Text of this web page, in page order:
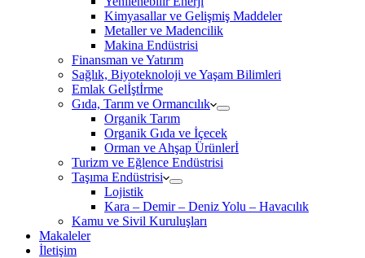
Kimyasallar ve Gelişmiş Maddeler
Metaller ve Madencilik
Makina Endüstrisi
Finansman ve Yatırım
Sağlık, Biyoteknoloji ve Yaşam Bilimleri
Emlak Gelİştİrme
Gıda, Tarım ve Ormancılık
Organik Tarım
Organik Gıda ve İçecek
Orman ve Ahşap Ürünlerİ
Turizm ve Eğlence Endüstrisi
Taşıma Endüstrisi
Lojistik
Kara – Demir – Deniz Yolu – Havacılık
Kamu ve Sivil Kuruluşları
Makaleler
İletişim